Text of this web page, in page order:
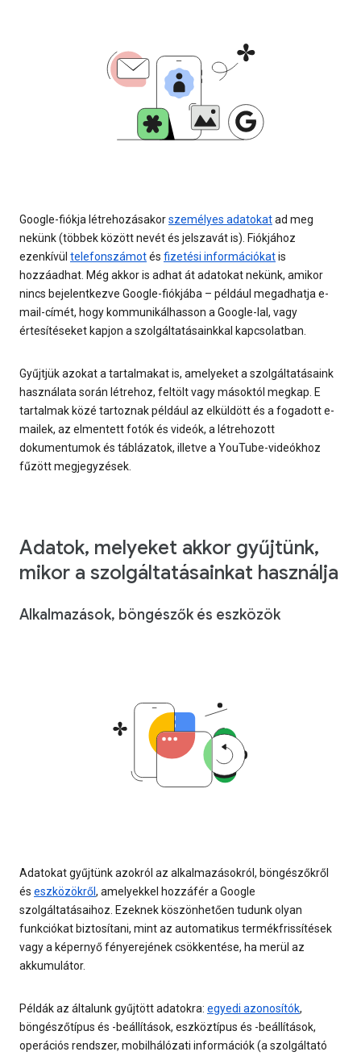
Google-fiókja létrehozásakorszemélyes adatokatad meg
nekünk (többek között nevét és jelszavát is). Fiókjához
ezenkívül telefonszámotés fizetési információkatis
hozzáadhat. Még akkor is adhat át adatokat nekünk, amikor
nincs bejelentkezve Google-fiókjába – például megadhatja e-
mail-címét, hogy kommunikálhasson a Google-lal, vagy
értesítéseket kapjon a szolgáltatásainkkal kapcsolatban.
Gyűjtjük azokat a tartalmakat is, amelyeket a szolgáltatásaink
használata során létrehoz, feltölt vagy másoktól megkap. E
tartalmak közé tartoznak például az elküldött és a fogadott e-
mailek, az elmentett fotók és videók, a létrehozott
dokumentumok és táblázatok, illetve a YouTube-videókhoz
fűzött megjegyzések.
Adatok, melyeket akkor gyűjtünk,
mikor a szolgáltatásainkat használja
Alkalmazások, böngészők és eszközök
Adatokat gyűjtünk azokról az alkalmazásokról, böngészőkről
és eszközökről, amelyekkel hozzáfér a Google
szolgáltatásaihoz. Ezeknek köszönhetően tudunk olyan
funkciókat biztosítani, mint az automatikus termékfrissítések
vagy a képernyő fényerejének csökkentése, ha merül az
akkumulátor.
Példák az általunk gyűjtött adatokra: egyedi azonosítók,
böngészőtípus és -beállítások, eszköztípus és -beállítások,
operációs rendszer, mobilhálózati információk (a szolgáltató